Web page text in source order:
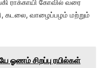
ராக்காயி கோவில் வரை
கடலை, வாழைப்பழம் மற்றும்
ஓணம் சிறப்பு ரயில்கள்